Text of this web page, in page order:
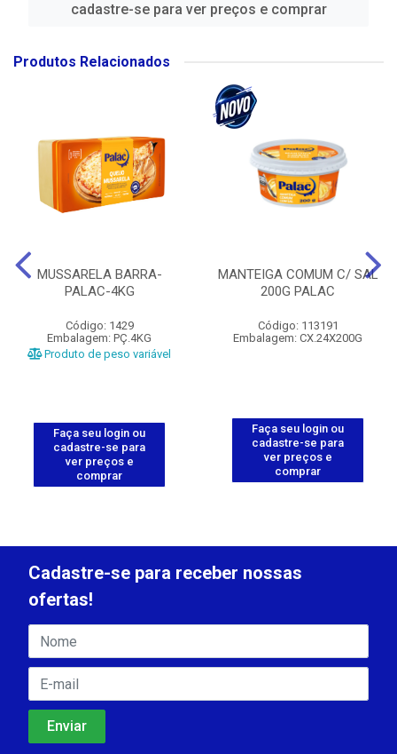
cadastre-se para ver preços e comprar
Produtos Relacionados
MUSSARELA BARRA-
PALAC-4KG
Código: 1429
Embalagem: PÇ.4KG
Produto de peso variável
Faça seu login ou
cadastre-se para
ver preços e
comprar
MANTEIGA COMUM C/ SAL
200G PALAC
Código: 113191
Embalagem: CX.24X200G
Faça seu login ou
cadastre-se para
ver preços e
comprar
Cadastre-se para receber nossas
ofertas!